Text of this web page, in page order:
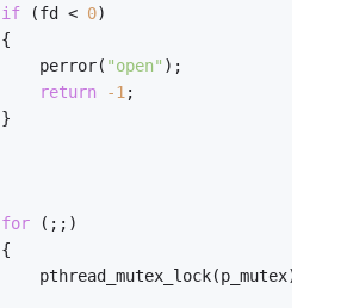
if (fd < 0)
		{
			perror(
"open" );
return
-1;
		}
for (;;)
		{
			pthread_mutex_lock(p_mutex);